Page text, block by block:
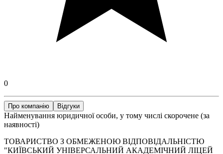
0
Про компанію Відгуки
Найменування юридичної особи, у тому числі скорочене (за
наявності)
ТОВАРИСТВО З ОБМЕЖЕНОЮ ВІДПОВІДАЛЬНІСТЮ
"КИЇВСЬКИЙ УНІВЕРСАЛЬНИЙ АКАДЕМІЧНИЙ ЛІЦЕЙ